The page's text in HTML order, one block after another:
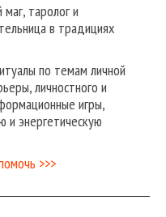
таролог и
в традициях
по темам личной
личностного и
игры,
и энергетическую
>>>